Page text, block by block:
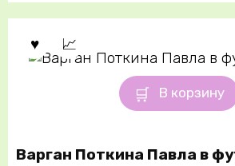
В корзину
Варган Поткина Павла в